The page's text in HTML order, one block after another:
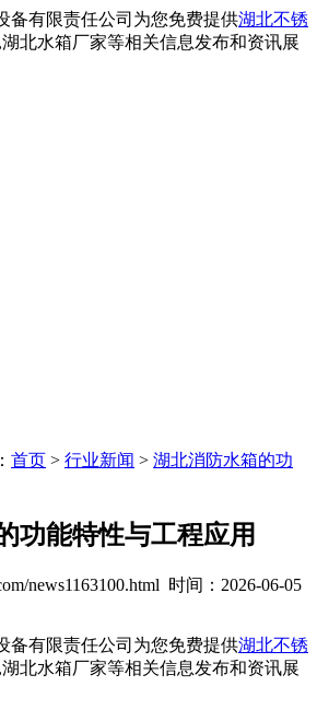
备有限责任公司为您免费提供湖北不锈
北水箱厂家等相关信息发布和资讯展
首页 > 行业新闻 > 湖北消防水箱的功
功能特性与工程应用
news1163100.html 时间：2026-06-05
备有限责任公司为您免费提供湖北不锈
北水箱厂家等相关信息发布和资讯展